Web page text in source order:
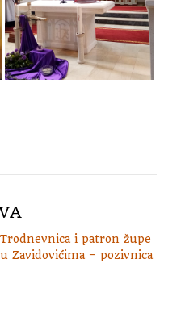
Trodnevnica i patron župe
u Zavidovićima – pozivnica